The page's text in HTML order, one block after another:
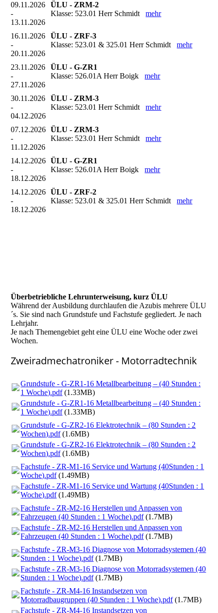
09.11.2026
-
13.11.2026
ÜLU - ZRM-2
Klasse: 523.01 Herr Schmidtmehr
16.11.2026
-
20.11.2026
ÜLU - ZRF-3
Klasse: 523.01 & 325.01 Herr Schmidtmehr
23.11.2026
-
27.11.2026
ÜLU - G-ZR1
Klasse: 526.01A Herr Boigkmehr
30.11.2026
-
04.12.2026
ÜLU - ZRM-3
Klasse: 523.01 Herr Schmidtmehr
07.12.2026
-
11.12.2026
ÜLU - ZRM-3
Klasse: 523.01 Herr Schmidtmehr
14.12.2026
-
18.12.2026
ÜLU - G-ZR1
Klasse: 526.01A Herr Boigkmehr
14.12.2026
-
18.12.2026
ÜLU - ZRF-2
Klasse: 523.01 & 325.01 Herr Schmidtmehr
Überbetriebliche Lehrunterweisung, kurz ÜLU
Während der Ausbildung durchlaufen die Azubis mehrere ÜLU
´s. Sie sind nach Grundstufe und Fachstufe gegliedert. Je nach
Lehrjahr.
Je nach Themengebiet geht eine ÜLU eine Woche oder zwei
Wochen.
Zweiradmechatroniker - Motorradtechnik
Grundstufe - G-ZR1-16 Metallbearbeitung – (40 Stunden :
1 Woche).pdf(1.33MB)
Grundstufe - G-ZR1-16 Metallbearbeitung – (40 Stunden :
1 Woche).pdf(1.33MB)
Grundstufe - G-ZR2-16 Elektrotechnik – (80 Stunden : 2
Wochen).pdf(1.6MB)
Grundstufe - G-ZR2-16 Elektrotechnik – (80 Stunden : 2
Wochen).pdf(1.6MB)
Fachstufe - ZR-M1-16 Service und Wartung (40Stunden : 1
Woche).pdf(1.49MB)
Fachstufe - ZR-M1-16 Service und Wartung (40Stunden : 1
Woche).pdf(1.49MB)
Fachstufe - ZR-M2-16 Herstellen und Anpassen von
Fahrzeugen (40 Stunden : 1 Woche).pdf(1.7MB)
Fachstufe - ZR-M2-16 Herstellen und Anpassen von
Fahrzeugen (40 Stunden : 1 Woche).pdf(1.7MB)
Fachstufe - ZR-M3-16 Diagnose von Motorradsystemen (40
Stunden : 1 Woche).pdf(1.7MB)
Fachstufe - ZR-M3-16 Diagnose von Motorradsystemen (40
Stunden : 1 Woche).pdf(1.7MB)
Fachstufe - ZR-M4-16 Instandsetzen von
Motorradbaugruppen (40 Stunden : 1 Woche).pdf(1.7MB)
Fachstufe - ZR-M4-16 Instandsetzen von